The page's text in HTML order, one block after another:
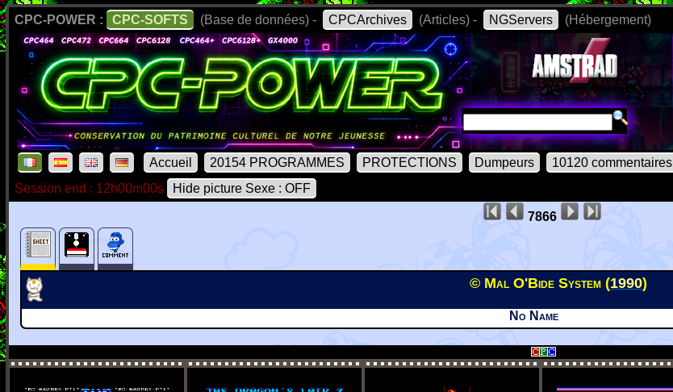
CPC-POWER : CPC-SOFTS (Base de données) - CPCArchives (Articles) - NGServers (Hébergement)
Accueil 20154 PROGRAMMES PROTECTIONS Dumpeurs 10120 commentaires
Session end : 12h00m00s
Hide picture Sexe : OFF
7866
© Mal O'Bide System (1990)
No Name